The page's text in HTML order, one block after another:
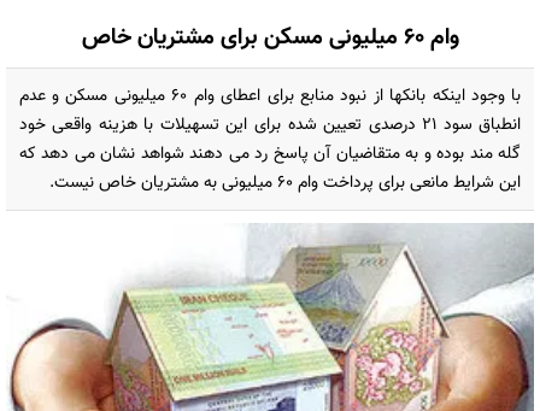
وام 60 میلیونی مسکن برای مشتریان خاص
با وجود اینکه بانکها از نبود منابع برای اعطای وام 60 میلیونی مسکن و عدم
انطباق سود 21 درصدی تعیین شده برای این تسهیلات با هزینه واقعی خود
گله مند بوده و به متقاضیان آن پاسخ رد می دهند شواهد نشان می دهد که
این شرایط مانعی برای پرداخت وام 60 میلیونی به مشتریان خاص نیست.